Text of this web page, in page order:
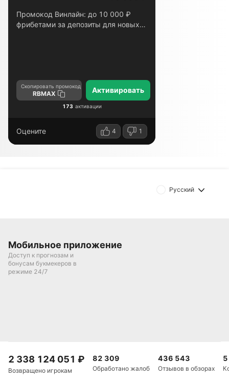
Промокод Винлайн: до 10 000 ₽
фрибетами за депозиты для новых
Скопировать промокод
RBMAX Активировать
173 активации
Оцените 4 1
Русский
Мобильное приложение
Доступ к прогнозам и
бонусам букмекеров в
режиме 24/7
2 338 124 051 ₽
Возвращено игрокам
82 309
Обработано жалоб
436 543
Отзывов в обзорах